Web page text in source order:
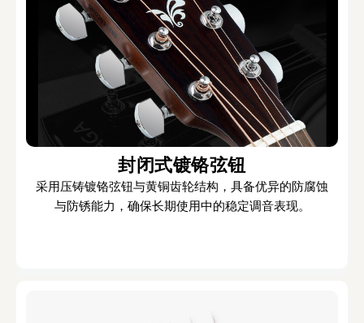
封闭式镀铬弦钮
采用压铸镀铬弦钮与黄铜齿轮结构，具备优异的防腐蚀
与防锈能力，确保长期使用中的稳定调音表现。